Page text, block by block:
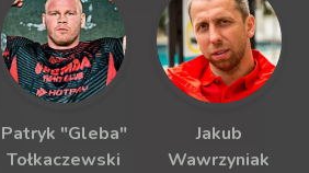
Patryk "Gleba"
Tołkaczewski
Jakub
Wawrzyniak